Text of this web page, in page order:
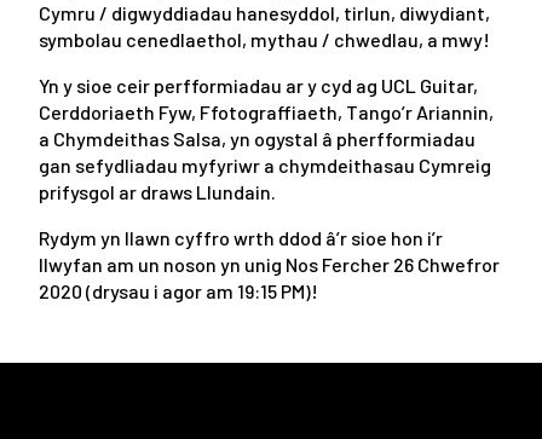
Cymru / digwyddiadau hanesyddol, tirlun, diwydiant,
symbolau cenedlaethol, mythau / chwedlau, a mwy!
Yn y sioe ceir perfformiadau ar y cyd ag UCL Guitar,
Cerddoriaeth Fyw, Ffotograffiaeth, Tango’r Ariannin,
a Chymdeithas Salsa, yn ogystal â pherfformiadau
gan sefydliadau myfyriwr a chymdeithasau Cymreig
prifysgol ar draws Llundain.
Rydym yn llawn cyffro wrth ddod â’r sioe hon i’r
llwyfan am un noson yn unig Nos Fercher 26 Chwefror
2020 (drysau i agor am 19:15 PM)!